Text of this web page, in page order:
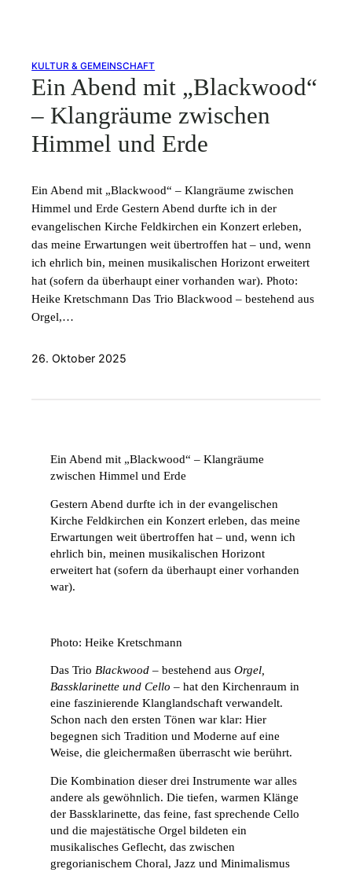
KULTUR & GEMEINSCHAFT
Ein Abend mit „Blackwood“
– Klangräume zwischen
Himmel und Erde
Ein Abend mit „Blackwood“ – Klangräume zwischen
Himmel und Erde Gestern Abend durfte ich in der
evangelischen Kirche Feldkirchen ein Konzert erleben,
das meine Erwartungen weit übertroffen hat – und, wenn
ich ehrlich bin, meinen musikalischen Horizont erweitert
hat (sofern da überhaupt einer vorhanden war). Photo:
Heike Kretschmann Das Trio Blackwood – bestehend aus
Orgel,…
26. Oktober 2025
Ein Abend mit „Blackwood“ – Klangräume
zwischen Himmel und Erde
Gestern Abend durfte ich in der evangelischen
Kirche Feldkirchen ein Konzert erleben, das meine
Erwartungen weit übertroffen hat – und, wenn ich
ehrlich bin, meinen musikalischen Horizont
erweitert hat (sofern da überhaupt einer vorhanden
war).
Photo: Heike Kretschmann
Das TrioBlackwood – bestehend ausOrgel,
Bassklarinette und Cello – hat den Kirchenraum in
eine faszinierende Klanglandschaft verwandelt.
Schon nach den ersten Tönen war klar: Hier
begegnen sich Tradition und Moderne auf eine
Weise, die gleichermaßen überrascht wie berührt.
Die Kombination dieser drei Instrumente war alles
andere als gewöhnlich. Die tiefen, warmen Klänge
der Bassklarinette, das feine, fast sprechende Cello
und die majestätische Orgel bildeten ein
musikalisches Geflecht, das zwischen
gregorianischem Choral, Jazz und Minimalismus